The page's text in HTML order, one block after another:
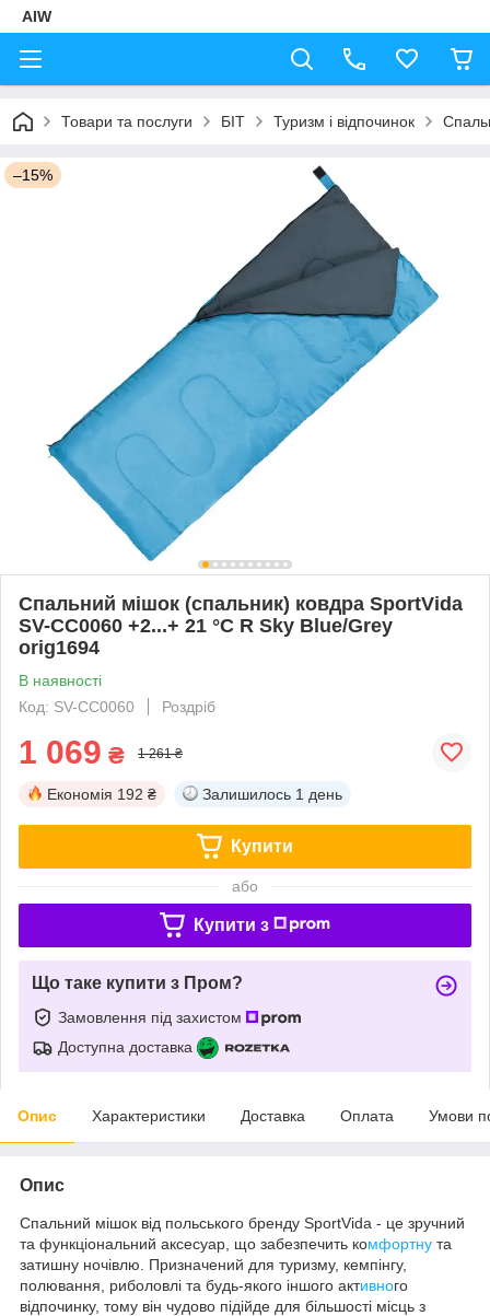
AIW
Товари та послуги БІТ Туризм і відпочинок
–15%
Спальний мішок (спальник) ковдра SportVida
SV-CC0060 +2...+ 21 °C R Sky Blue/Grey
orig1694
В наявності
Код: SV-CC0060
Роздріб
1 069 ₴ 1 261 ₴
Економія 192 ₴ Залишилось 1 день
Купити
або
Купити з
Що таке купити з Пром?
Замовлення під захистом
Доступна доставка
Опис Характеристики Доставка Оплата Умови
Опис
Спальний мішок від польського бренду SportVida - це зручний
та функціональний аксесуар, що забезпечить комфортну та
затишну ночівлю. Призначений для туризму, кемпінгу,
полювання, риболовлі та будь-якого іншого активного
відпочинку, тому він чудово підійде для більшості місць з